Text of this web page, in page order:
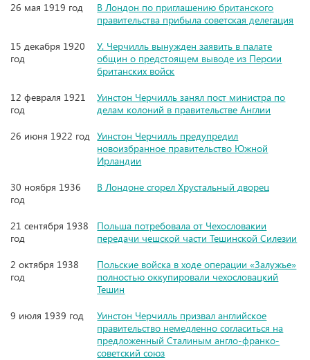
26 мая 1919 год
В Лондон по приглашению британского
правительства прибыла советская делегация
15 декабря 1920
год
У. Черчилль вынужден заявить в палате
общин о предстоящем выводе из Персии
британских войск
12 февраля 1921
год
Уинстон Черчилль занял пост министра по
делам колоний в правительстве Англии
26 июня 1922 год Уинстон Черчилль предупредил
новоизбранное правительство Южной
Ирландии
30 ноября 1936
год
В Лондоне сгорел Хрустальный дворец
21 сентября 1938
год
Польша потребовала от Чехословакии
передачи чешской части Тешинской Силезии
2 октября 1938
год
Польские войска в ходе операции «Залужье»
полностью оккупировали чехословацкий
Тешин
9 июля 1939 год
Уинстон Черчилль призвал английское
правительство немедленно согласиться на
предложенный Сталиным англо-франко-
советский союз